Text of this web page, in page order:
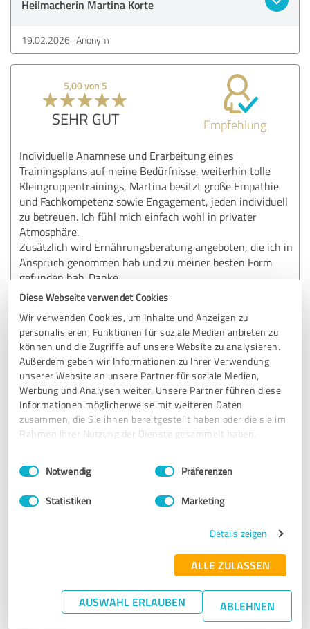
Diese Webseite verwendet Cookies
Wir verwenden Cookies, um Inhalte und Anzeigen zu
personalisieren, Funktionen für soziale Medien anbieten zu
können und die Zugriffe auf unsere Website zu analysieren.
Außerdem geben wir Informationen zu Ihrer Verwendung
unserer Website an unsere Partner für soziale Medien,
Werbung und Analysen weiter. Unsere Partner führen diese
Informationen möglicherweise mit weiteren Daten
zusammen, die Sie ihnen bereitgestellt haben oder die sie im
Rahmen Ihrer Nutzung der Dienste gesammelt haben.
Impressum Datenschutzbestimmungen
Einwilligungsauswahl
Notwendig Präferenzen
Statistiken Marketing
Details zeigen
ALLE ZULASSEN
AUSWAHL ERLAUBEN ABLEHNEN
Heilmacherin Martina Korte
19.02.2026 Anonym
5,00 von 5
SEHR GUT Empfehlung
Individuelle Anamnese und Erarbeitung eines
Trainingsplans auf meine Bedürfnisse, weiterhin tolle
Kleingruppentrainings, Martina besitzt große Empathie
und Fachkompetenz sowie Engagement, jeden individuell
zu betreuen. Ich fühl mich einfach wohl in privater
Atmosphäre.
Zusätzlich wird Ernährungsberatung angeboten, die ich in
Anspruch genommen hab und zu meiner besten Form
gefunden hab. Danke .
Erfahrungsbericht & Bewertung zu:
Heilmacherin Martina Korte
15.02.2026 Anonym
5,00 von 5
Hintergrundwissen gesucht und in Martina Korte
erhoffte ich mir durch Personaltraining vor allen Hilfe mit
meiner "Frozen Shoulder" (die vorab ärztl. und
physiotherapeutisch behandelt wurde). Tatsächlich ist all
das nach nur drei Monaten bereits auf einem sehr guten
Weg und ich freue mich auf viele weitere Fortschritte!